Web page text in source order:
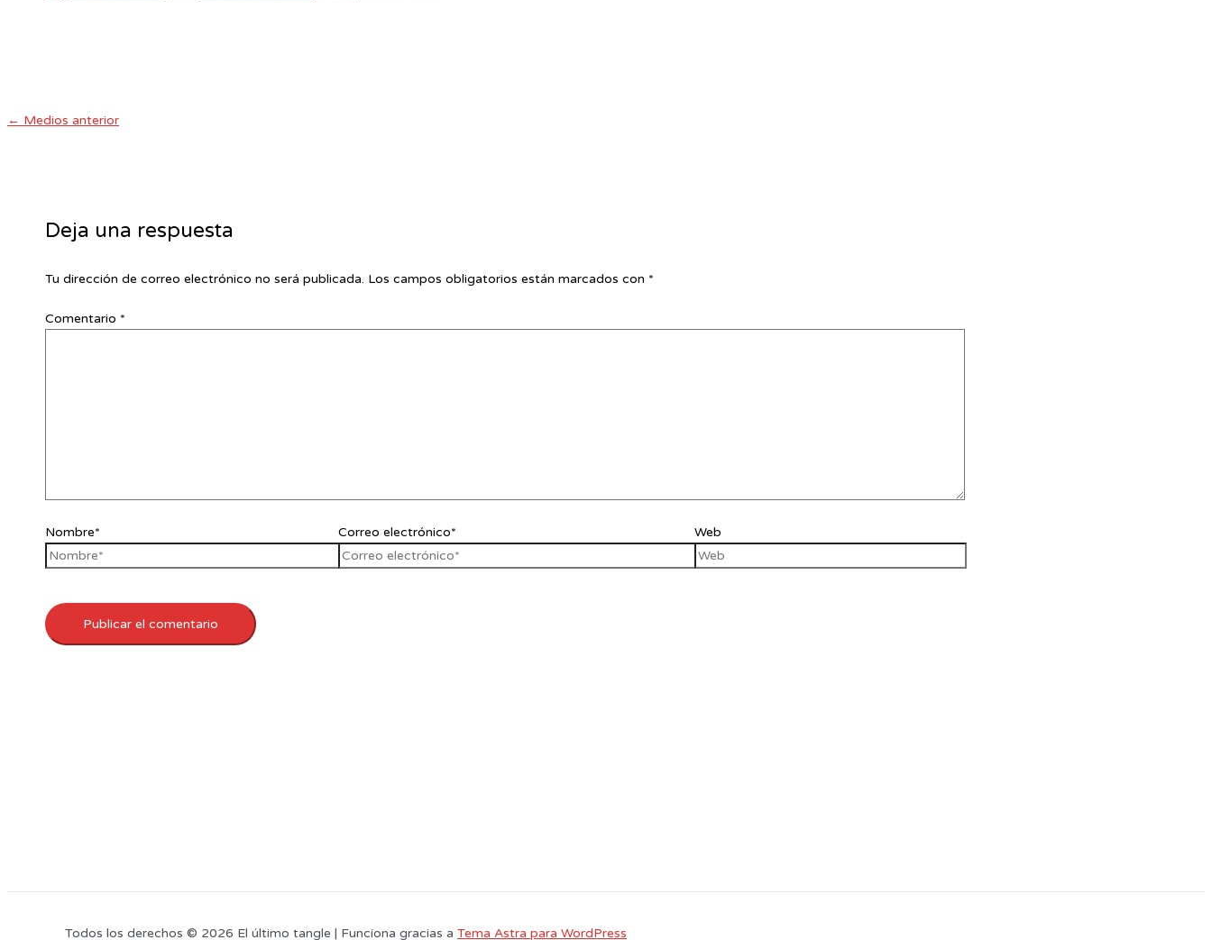
← Medios anterior
Deja una respuesta
Tu dirección de correo electrónico no será publicada. Los campos obligatorios están marcados con *
Comentario *
Nombre* Correo electrónico* Web
Todos los derechos © 2026 El último tangle | Funciona gracias a Tema Astra para WordPress